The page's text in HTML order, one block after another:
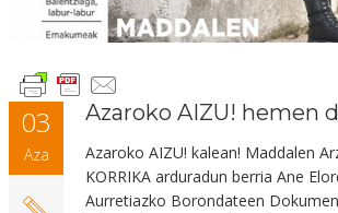
03
Aza
Azaroko AIZU! hemen
Azaroko AIZU! kalean! Maddalen
KORRIKA arduradun berria Ane
Aurretiazko Borondateen